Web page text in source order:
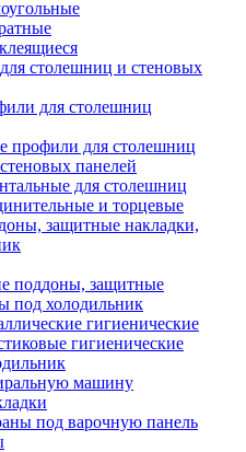
столешниц и стеновых
для столешниц
профили для столешниц
панелей
для столешниц
и торцевые
защитные накладки,
поддоны, защитные
под холодильник
гигиенические
гигиенические
машину
под варочную панель